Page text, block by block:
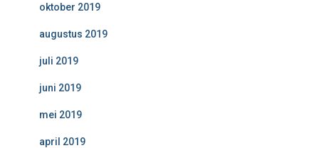
oktober 2019
augustus 2019
juli 2019
juni 2019
mei 2019
april 2019